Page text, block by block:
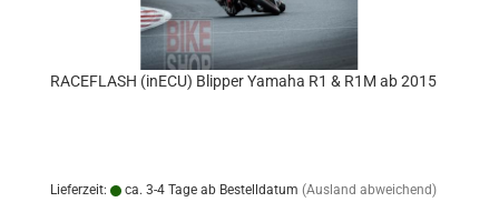
RACEFLASH (inECU) Blipper Yamaha R1 & R1M ab 2015
Lieferzeit: ca. 3-4 Tage ab Bestelldatum (Ausland abweichend)